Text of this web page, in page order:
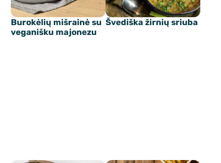
Burokėlių mišrainė su
veganišku majonezu
Švediška žirnių sriuba